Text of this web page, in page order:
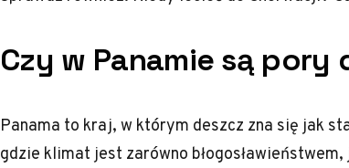
Czy w Panamie są pory
Panama to kraj, w którym deszcz zna się jak
gdzie klimat jest zarówno